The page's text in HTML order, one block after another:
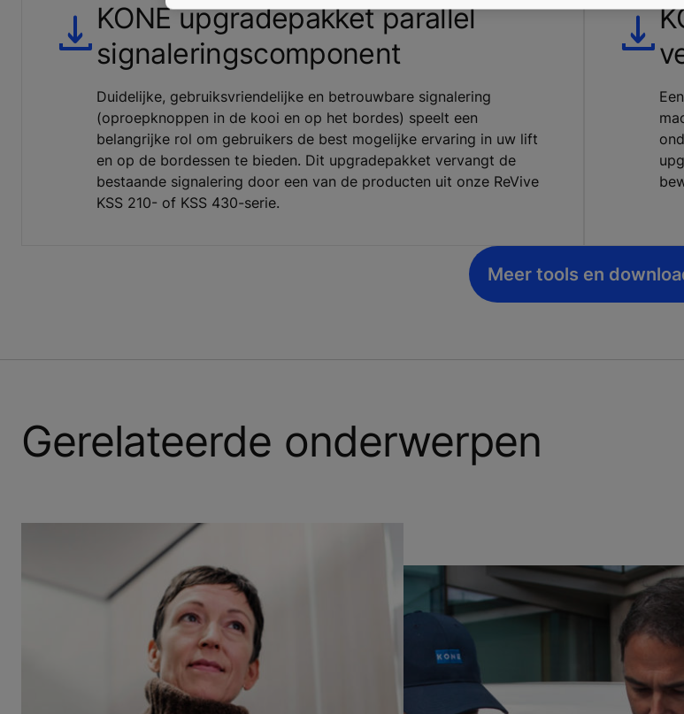
KONE upgradepakket parallel
signaleringscomponent
Duidelijke, gebruiksvriendelijke en betrouwbare signalering
(oproepknoppen in de kooi en op het bordes) speelt een
belangrijke rol om gebruikers de best mogelijke ervaring in uw lift
en op de bordessen te bieden. Dit upgradepakket vervangt de
bestaande signalering door een van de producten uit onze ReVive
KSS 210- of KSS 430-serie.
Meer tools en
Gerelateerde onderwerpen